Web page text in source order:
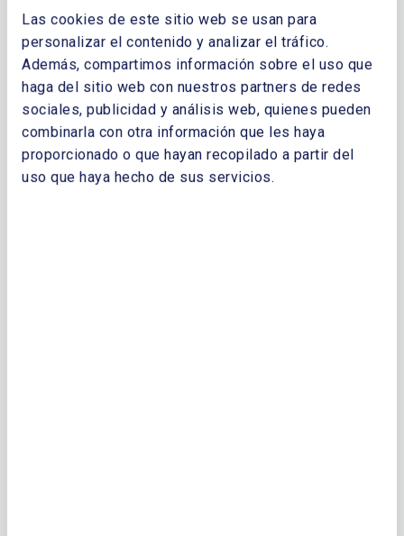
Las cookies de este sitio web se usan para
personalizar el contenido y analizar el tráfico.
Además, compartimos información sobre el uso que
haga del sitio web con nuestros partners de redes
sociales, publicidad y análisis web, quienes pueden
combinarla con otra información que les haya
proporcionado o que hayan recopilado a partir del
uso que haya hecho de sus servicios.